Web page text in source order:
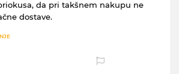
da pri takšnem nakupu ne
dostave.